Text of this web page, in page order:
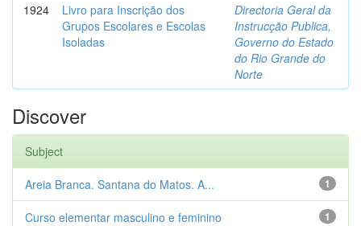
1924
Livro para Inscrição dos
Grupos Escolares e Escolas
Isoladas
Directoria Geral da
Instrucção Publica,
Governo do Estado
do Rio Grande do
Norte
Discover
Subject
1
Areia Branca. Santana do Matos. A...
1
Curso elementar masculino e feminino